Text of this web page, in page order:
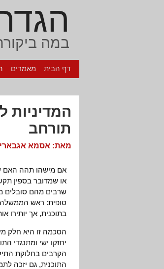
במה
דף הבית מאמרים
המדיניות
תורחב
מאת: אסמא
אם מישהו תהה האם
או שמדובר בספין
שרבים מהם סובלים
סופית: ראש הממשלה
בתוכנית, אך יותירו
הסכמה זו היא חלק
יחזקו ישי ומתנגדי
הקרבים בחלוקת
התוכנית, גם יזכה